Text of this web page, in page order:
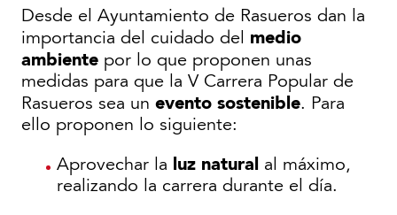
Desde el Ayuntamiento de Rasueros dan la
importancia del cuidado del medio
ambiente por lo que proponen unas
medidas para que la V Carrera Popular de
Rasueros sea un evento sostenible. Para
ello proponen lo siguiente:
Aprovechar la luz natural al máximo,
realizando la carrera durante el día.